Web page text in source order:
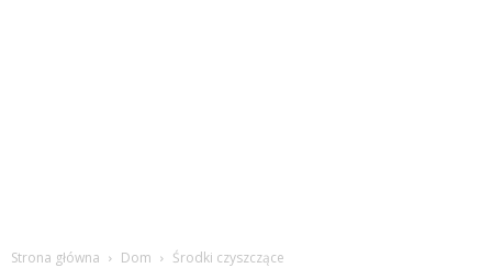
Strona główna Dom Środki czyszczące